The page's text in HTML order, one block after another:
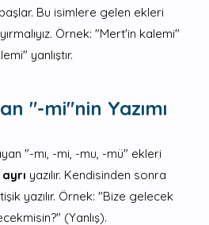
başlar. Bu isimlere gelen ekleri
Örnek: "Mert'in kalemi"
yanlıştır.
"-mi"nin Yazımı
"-mı, -mi, -mu, -mü" ekleri
ayrı yazılır. Kendisinden sonra
yazılır. Örnek: "Bize gelecek
(Yanlış).